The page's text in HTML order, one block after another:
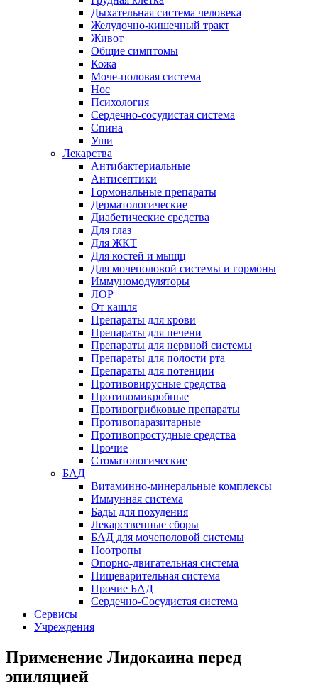
Дыхательная система человека
Желудочно-кишечный тракт
Живот
Общие симптомы
Кожа
Моче-половая система
Нос
Психология
Сердечно-сосудистая система
Спина
Уши
Лекарства
Антибактериальные
Антисептики
Гормональные препараты
Дерматологические
Диабетические средства
Для глаз
Для ЖКТ
Для костей и мыщц
Для мочеполовой системы и гормоны
Иммуномодуляторы
ЛОР
От кашля
Препараты для крови
Препараты для печени
Препараты для нервной системы
Препараты для полости рта
Препараты для потенции
Противовирусные средства
Противомикробные
Противогрибковые препараты
Противопаразитарные
Противопростудные средства
Прочие
Стоматологические
БАД
Витаминно-минеральные комплексы
Иммунная система
Бады для похудения
Лекарственные сборы
БАД для мочеполовой системы
Ноотропы
Опорно-двигательная система
Пищеварительная система
Прочие БАД
Сердечно-Сосудистая система
Сервисы
Учреждения
Применение Лидокаина перед
эпиляцией